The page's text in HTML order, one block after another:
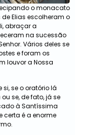
o monacato
Elias escolheram o
abraçar a
na sucessão
Vários deles se
e foram os
louvor a Nossa
si, se o oratório lá
se, de fato, já se
à Santíssima
certa é a enorme